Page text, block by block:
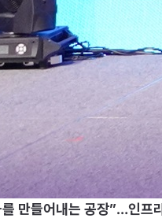
만들어내는 공장”…인프